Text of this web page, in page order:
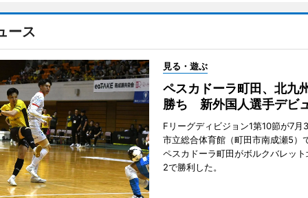
ース
見る・遊ぶ
ペスカドーラ町田、北九
勝ち 新外国人選手デビ
Fリーグディビジョン1第10節が7月
市立総合体育館（町田市南成瀬5）
ペスカドーラ町田がボルクバレッ
2で勝利した。